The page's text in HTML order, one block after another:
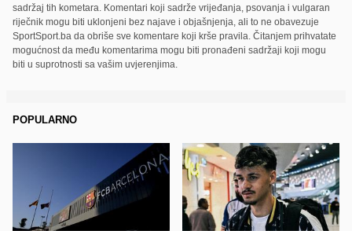
sadržaj tih kometara. Komentari koji sadrže vrijeđanja, psovanja i vulgaran
riječnik mogu biti uklonjeni bez najave i objašnjenja, ali to ne obavezuje
SportSport.ba da obriše sve komentare koji krše pravila. Čitanjem prihvatate
mogućnost da među komentarima mogu biti pronađeni sadržaji koji mogu
biti u suprotnosti sa vašim uvjerenjima.
POPULARNO